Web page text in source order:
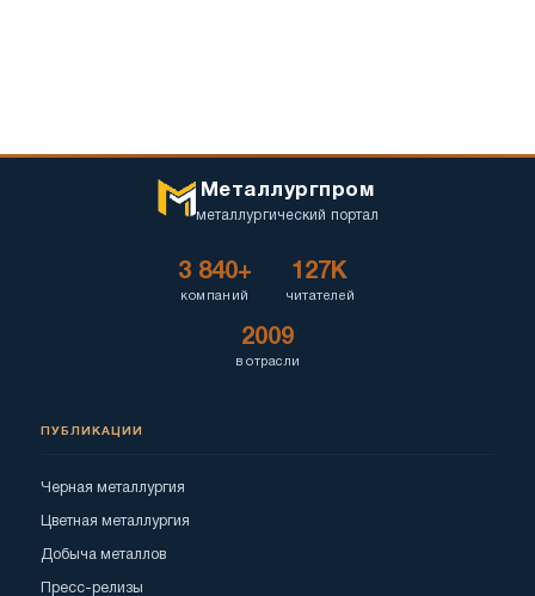
Металлургпром
металлургический портал
3 840+
компаний
127K
читателей
2009
в отрасли
ПУБЛИКАЦИИ
Черная металлургия
Цветная металлургия
Добыча металлов
Пресс-релизы